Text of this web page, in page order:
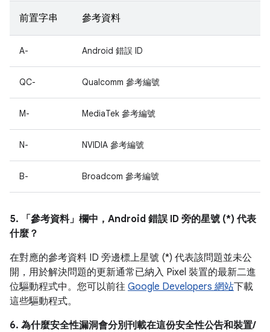
前置字串 參考資料
A- Android 錯誤 ID
QC- Qualcomm 參考編號
M- MediaTek 參考編號
N- NVIDIA 參考編號
B- Broadcom 參考編號
5. 「參考資料」 欄中，Android 錯誤 ID 旁的星號 (*) 代表
什麼？
在對應的參考資料 ID 旁邊標上星號 (*) 代表該問題並未公
開，用於解決問題的更新通常已納入 Pixel 裝置的最新二進
位驅動程式中。您可以前往 Google Developers 網站下載
這些驅動程式。
6. 為什麼安全性漏洞會分別刊載在這份安全性公告和裝置/